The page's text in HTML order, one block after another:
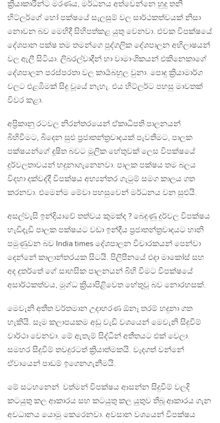
ක්‍රියාකාරීන්ට මරණය, මර්ධනය අත්වෙන්නෙ හුදු තනි
හිට්ලර්ගේ හෝ පක්ෂයේ සැලසුම් වල සාර්ථකත්වයක් නිසා
නොවන බව මෙහිදී සිහිපත්කළ යුතු වෙනවා. එවක විපක්ෂයේ
දේශපාන පක්ෂ තම තමන්ගෙ පුද්ගලික දේශපාලන අභිලාෂයන්
වල ඇලී සිටියා. ලිබරල්වාදීන් හා වාමාංශිකයන් එකිනෙකාගේ
දේශපාලන පරස්පරතා වල කාර්‍යබහුල වුනා. පොදු ක්‍රියාමාර්ග
වලට එළඹීමක් සිදු වූයේ නැහැ. එය හිට්ලර්ට පහසු මාවතක්
විවර කළා.
අප්‍රිකානු රටවල නිරන්තරයෙන් ඒකාධිපති පාලනයන්
බිහිවීමට, බිදෙන සුළු ප්‍රජාතන්ත්‍රවාදයක් පැවතීමට, පාලක
පක්ෂයන්ගේ දූෂිත බවට මූලික හේතුවක් ලෙස විපක්ෂයේ
දුර්වලතාවයන් හදුනාගැනෙනවා. පාලක පක්ෂය තම බලය
විදහා දක්වද්දී විපක්ෂය අභ්‍යන්තර ගැටුම් සමග කාලය ගත
කරනවා. එමෙන්ම මේවා පහසුවෙන් මර්ධනය වන සුළුයි.
අසල්වැසි ඉන්දියාවේ තත්වය කුමක්ද ? බෙදුණු දුර්වල විපක්ෂය
හැඩිදැඩි පාලක පක්ෂයට වඩා ඉන්දීය ප්‍රජාතන්ත්‍රවාදයට හානි
පමුණුවන බව India times දේශපාලන විචාරකයන් පෙන්වා
දෙන්නේ කාලාන්තරයක සිටයි. පිලිපීනයේ එදා මාකෝස් සහ
අද දුතර්තේ ගේ සාහසික පාලනයන් බිහි වීමට විපක්ෂයේ
අසාර්ථකත්වය, මුග්ධ ක්‍රියාපිළිවෙත හේතුවූ බව නොරහසක්.
මෙවැනි අතීත වර්තමාන උදාහරණ ඕනෑ තරම් හදුනා ගත
හැකියි. සෑම කලාපයකම අඩු වැඩි වශයෙන් මෙවැනි සිදුවීම්
වාර්ථා වෙනවා. මේ ඇතැම් සිද්ධීන් අතීතයට එක් වෙලා.
සමහර සිදුවීම් තවදුරටත් ක්‍රියාත්මකයි. වැදගත් වන්නේ
ඒවායෙන් පාඩම් ඉගෙනගැනීමයි.
මේ සටහනෙන් වත්මන් විපක්ෂය ආසන්න සිදුවීම් වලදි
කටයුතු කල ආකාරය සහ කටයුතු කල යුතුව තිබූ ආකාරය ගැන
අවධානය යොමු කෙරෙනවා. අවසාන වශයෙන් විපක්ෂය